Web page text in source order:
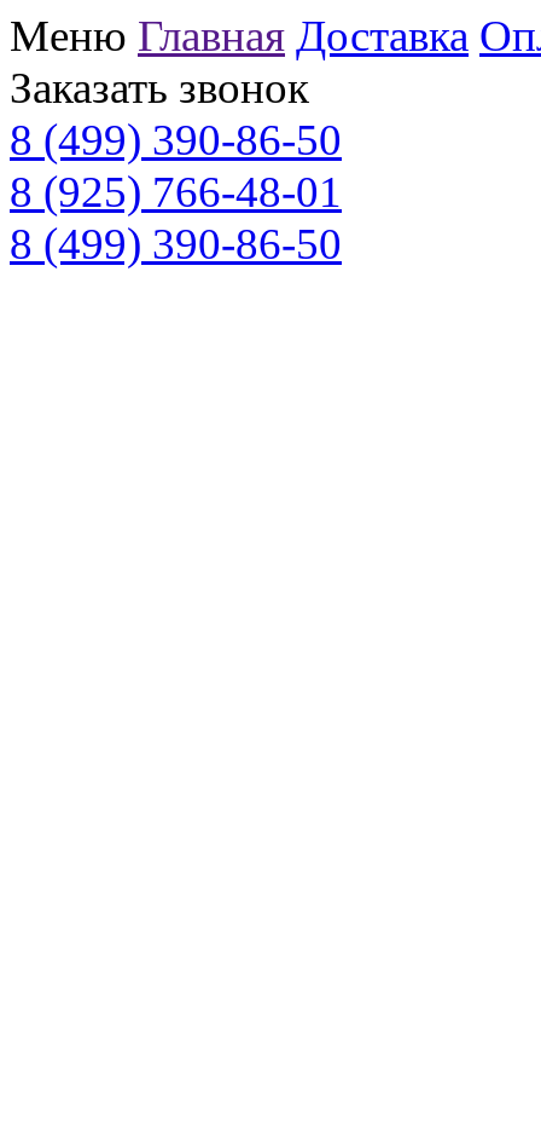
Меню Главная Доставка
Заказать звонок
8 (499) 390-86-50
8 (925) 766-48-01
8 (499) 390-86-50